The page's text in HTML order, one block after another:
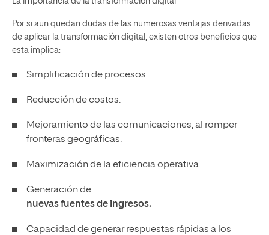
Por si aun quedan dudas de las numerosas ventajas derivadas
de aplicar la transformación digital, existen otros beneficios que
esta implica:
Simplificación de procesos.
Reducción de costos.
Mejoramiento de las comunicaciones, al romper
fronteras geográficas.
Maximización de la eficiencia operativa.
Generación de
nuevas fuentes de ingresos.
Capacidad de generar respuestas rápidas a los